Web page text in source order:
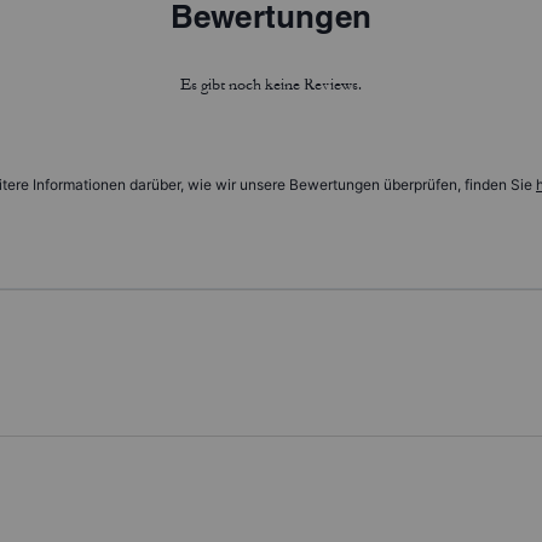
Bewertungen
Es gibt noch keine Reviews.
Informationen darüber, wie wir unsere Bewertungen überprüfen, finden Sie